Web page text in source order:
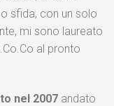
sfida, con un solo
mi sono laureato
al pronto
nel 2007 andato